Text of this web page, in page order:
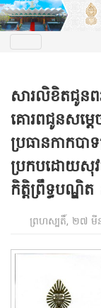
សារលិខិតជូនព
គោរពជូនសម្ត
ប្រធានកាកបា
ប្រកបដោយសុវ
កិត្តិព្រឹទ្ធបណ្ឌិ
ព្រហស្បតិ៍, ២៧ មី